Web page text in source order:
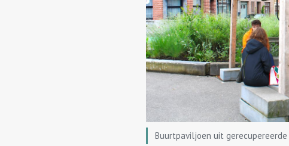
Buurtpaviljoen uit